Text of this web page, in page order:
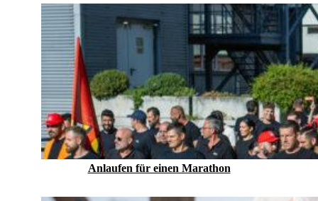
Anlaufen für einen Marathon